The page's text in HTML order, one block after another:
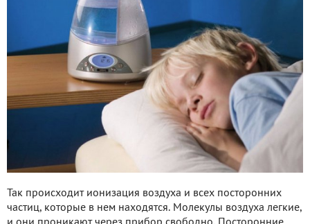
Так происходит ионизация воздуха и всех посторонних
частиц, которые в нем находятся. Молекулы воздуха легкие,